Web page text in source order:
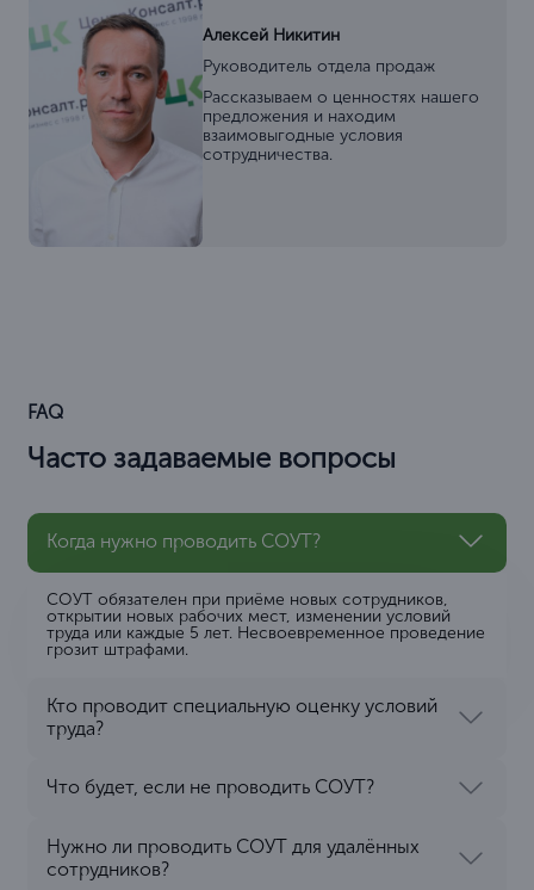
Алексей Никитин
Руководитель отдела продаж
Рассказываем о ценностях нашего
предложения и находим
взаимовыгодные условия
сотрудничества.
FAQ
Часто задаваемые вопросы
Когда нужно проводить СОУТ?
СОУТ обязателен при приёме новых сотрудников,
открытии новых рабочих мест, изменении условий
труда или каждые 5 лет. Несвоевременное проведение
грозит штрафами.
Кто проводит специальную оценку условий
труда?
Что будет, если не проводить СОУТ?
Нужно ли проводить СОУТ для удалённых
сотрудников?